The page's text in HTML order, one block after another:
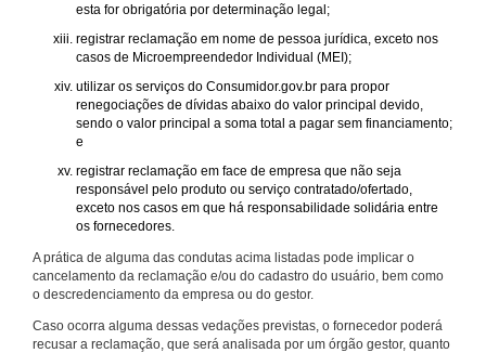
esta for obrigatória por determinação legal;
registrar reclamação em nome de pessoa jurídica, exceto nos
casos de Microempreendedor Individual (MEI);
utilizar os serviços do Consumidor.gov.br para propor
renegociações de dívidas abaixo do valor principal devido,
sendo o valor principal a soma total a pagar sem financiamento;
e
registrar reclamação em face de empresa que não seja
responsável pelo produto ou serviço contratado/ofertado,
exceto nos casos em que há responsabilidade solidária entre
os fornecedores.
A prática de alguma das condutas acima listadas pode implicar o
cancelamento da reclamação e/ou do cadastro do usuário, bem como
o descredenciamento da empresa ou do gestor.
Caso ocorra alguma dessas vedações previstas, o fornecedor poderá
recusar a reclamação, que será analisada por um órgão gestor, quanto